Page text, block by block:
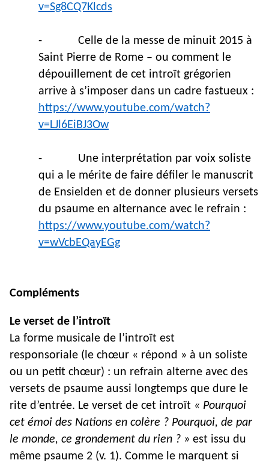
v=Sg8CQ7Klcds
-
Celle de la messe de minuit 2015 à
Saint Pierre de Rome – ou comment le
dépouillement de cet introït grégorien
arrive à s’imposer dans un cadre fastueux :
https://www.youtube.com/watch?
v=LJl6EiBJ3Ow
-
Une interprétation par voix soliste
qui a le mérite de faire défiler le manuscrit
de Ensielden et de donner plusieurs versets
du psaume en alternance avec le refrain :
https://www.youtube.com/watch?
v=wVcbEQayEGg
Compléments
Le verset de l’introït
La forme musicale de l’introït est
responsoriale (le chœur « répond » à un soliste
ou un petit chœur) : un refrain alterne avec des
versets de psaume aussi longtemps que dure le
rite d’entrée. Le verset de cet introït « Pourquoi
cet émoi des Nations en colère ? Pourquoi, de par
le monde, ce grondement du rien ? » est issu du
même psaume 2 (v. 1). Comme le marquent si